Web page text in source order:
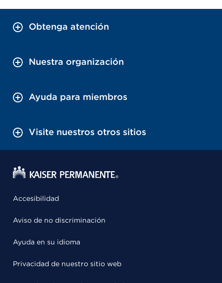
Obtenga atención
Nuestra organización
Ayuda para miembros
Visite nuestros otros sitios
Accesibilidad
Aviso de no discriminación
Ayuda en su idioma
Privacidad de nuestro sitio web